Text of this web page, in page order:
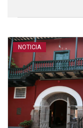
NOTICIA